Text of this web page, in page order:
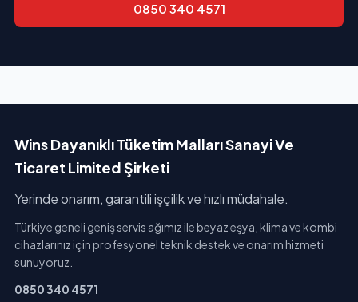
0850 340 4571
Wins Dayanıklı Tüketim Malları Sanayi Ve
Ticaret Limited Şirketi
Yerinde onarım, garantili işçilik ve hızlı müdahale.
Türkiye geneli geniş servis ağımız ile beyaz eşya, klima ve kombi
cihazlarınız için profesyonel teknik destek ve onarım hizmeti
sunuyoruz.
0850 340 4571